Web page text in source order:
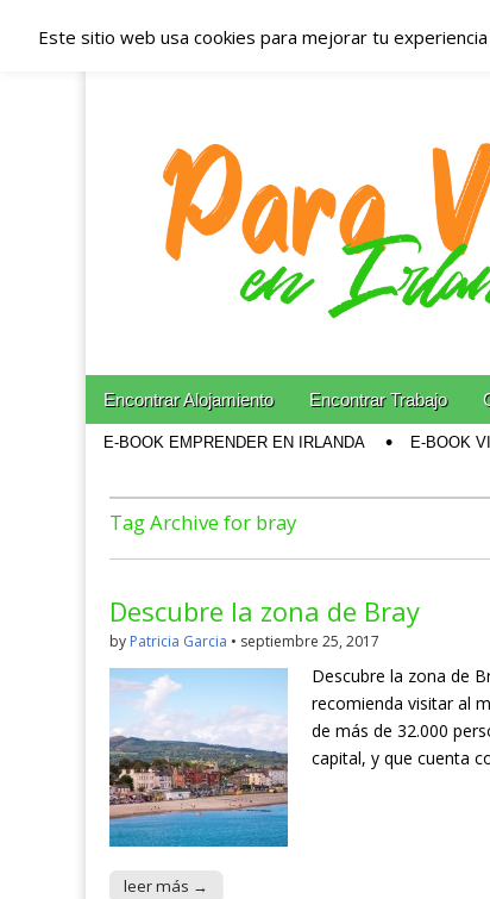
Españoles
Irlanda –
Blog dedicado a los que viven, estudian y
Main menu
Skip to content
Encontrar Alojamiento Encontrar Trabajo
E-BOOK EMPRENDER EN IRLANDA E-BOOK
Tag Archive for bray
Descubre la zona de Bray
by Patricia Garcia • septiembre 25, 2017
Descubre la zona de
recomienda visitar al
de más de 32.000
capital, y que cuenta
leer más →
Este sitio web usa cookies para mejorar tu